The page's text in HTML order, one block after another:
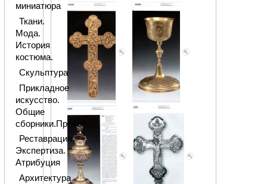
миниатюра
Ткани.
Мода.
История
костюма.
Скульптура
Прикладное
искусство.
Общие
сборники.Прочее
Реставрация.
Экспертиза.
Атрибуция
Архитектура